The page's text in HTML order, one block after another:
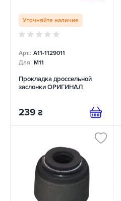
Уточняйте наличие
Арт.: A11-1129011
Для M11
Прокладка дроссельной
заслонки ОРИГИНАЛ
239 ₴